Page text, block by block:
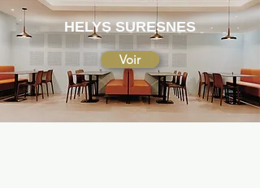
HELYS SURESNES
Voir